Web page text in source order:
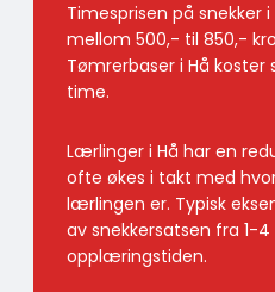
Timesprisen på snekker
mellom 500,- til 850,-
Tømrerbaser i Hå
time.
Lærlinger i Hå har en
ofte økes i takt med
lærlingen er. Typisk
av snekkersatsen fra 1-
opplæringstiden.